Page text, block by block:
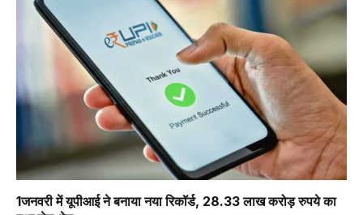
1️जनवरी में यूपीआई ने बनाया नया रिकॉर्ड, 28.33 लाख करोड़ रुपये का